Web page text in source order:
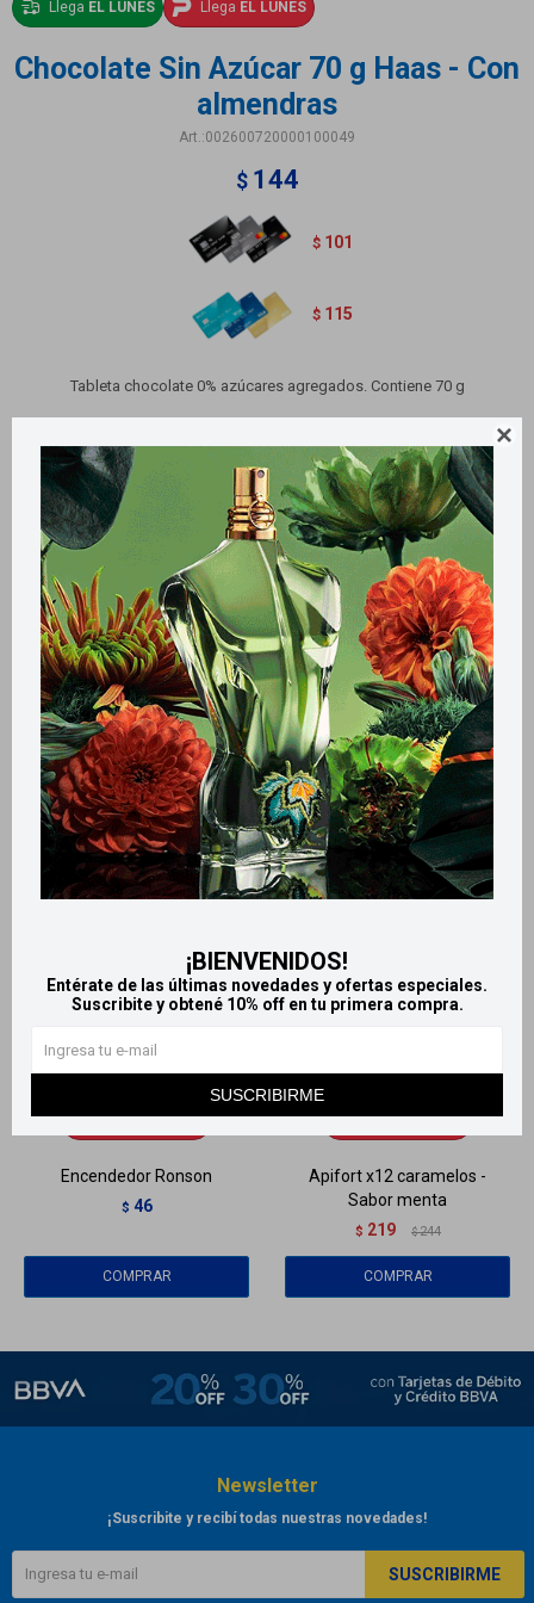

¡BIENVENIDOS!
Entérate de las últimas novedades y ofertas especiales.
Suscribite y obtené 10% off en tu primera compra.
SUSCRIBIRME
Llega EL LUNES Llega EL LUNES
Chocolate Sin Azúcar 70 g Haas - Con
almendras
002600720000100049
$ 144
$ 101
$ 115
Tableta chocolate 0% azúcares agregados. Contiene 70 g
Métodos y costos de envío
Retiros gratuitos en tiendas
Productos que te pueden interesar
LlegaEL LUNES
Encendedor Ronson
$ 46
LlegaEL LUNES
Apifort x12 caramelos -
Sabor menta
$ 219 $ 244
Newsletter
¡Suscribite y recibí todas nuestras novedades!
SUSCRIBIRME